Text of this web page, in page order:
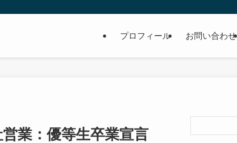
プロフィール お問い合わせ
業：優等生卒業宣言